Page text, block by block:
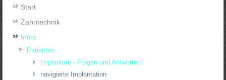
Start
Zahntechnik
Infos
Patienten
Implantate - Fragen und Antworten:
navigierte Implantation